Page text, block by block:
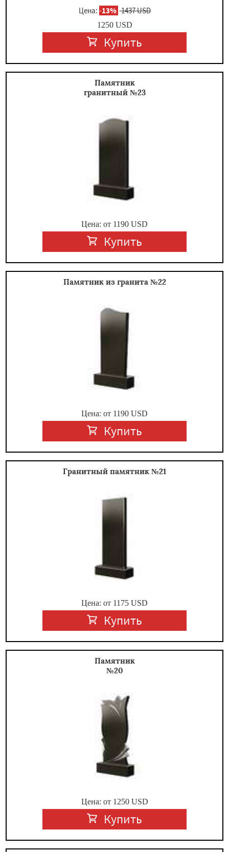
Цена: -13% 1437 USD
1250USD
Купить
Памятник
гранитный №23
Цена: от 1190 USD
Купить
Памятник из гранита №22
Цена: от 1190 USD
Купить
Гранитный памятник №21
Цена: от 1175 USD
Купить
Памятник
№20
Цена: от 1250USD
Купить